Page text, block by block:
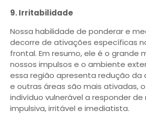
9. Irritabilidade
Nossa habilidade de ponderar e
decorre de ativações específicas
frontal. Em resumo, ele é o grande
nossos impulsos e o ambiente
essa região apresenta redução da
e outras áreas são mais ativadas,
indivíduo vulnerável a responder de
impulsiva, irritável e imediatista.